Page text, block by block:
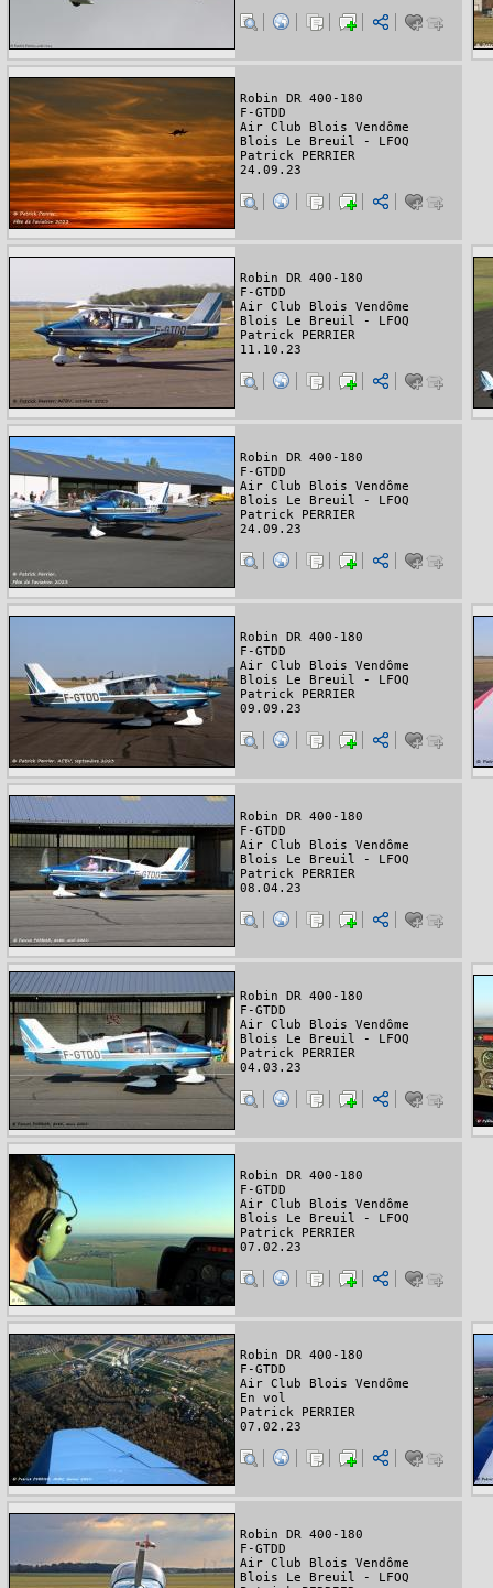
Robin DR 400-180
F-GTDD
Air Club Blois Vendôme
Blois Le Breuil - LFOQ
Patrick PERRIER
24.09.23
Robin DR 400-180
F-GTDD
Air Club Blois Vendôme
Blois Le Breuil - LFOQ
Patrick PERRIER
11.10.23
Robin DR 400-180
F-GTDD
Air Club Blois Vendôme
Blois Le Breuil - LFOQ
Patrick PERRIER
24.09.23
Robin DR 400-180
F-GTDD
Air Club Blois Vendôme
Blois Le Breuil - LFOQ
Patrick PERRIER
09.09.23
Robin DR 400-180
F-GTDD
Air Club Blois Vendôme
Blois Le Breuil - LFOQ
Patrick PERRIER
08.04.23
Robin DR 400-180
F-GTDD
Air Club Blois Vendôme
Blois Le Breuil - LFOQ
Patrick PERRIER
04.03.23
Robin DR 400-180
F-GTDD
Air Club Blois Vendôme
Blois Le Breuil - LFOQ
Patrick PERRIER
07.02.23
Robin DR 400-180
F-GTDD
Air Club Blois Vendôme
En vol
Patrick PERRIER
07.02.23
Robin DR 400-180
F-GTDD
Air Club Blois Vendôme
Blois Le Breuil - LFOQ